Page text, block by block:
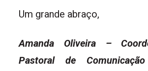
Um grande abraço,
Amanda Oliveira –
Pastoral de